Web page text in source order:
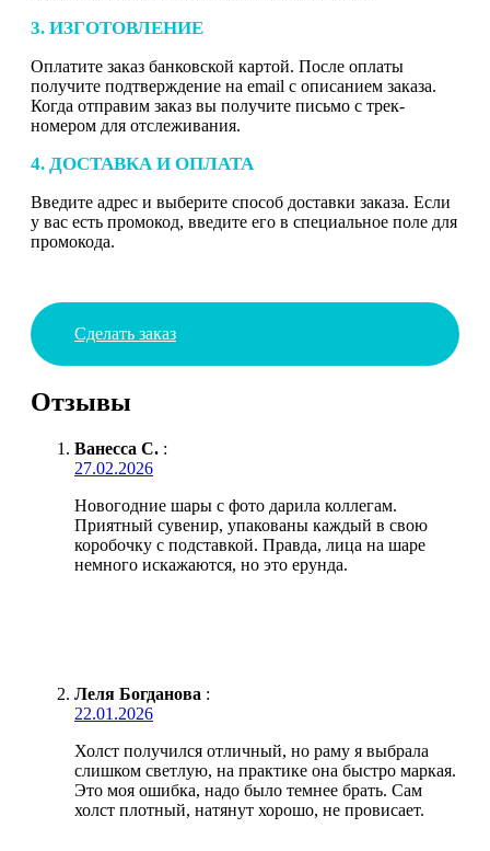
3. ИЗГОТОВЛЕНИЕ
Оплатите заказ банковской картой. После оплаты
получите подтверждение на email с описанием заказа.
Когда отправим заказ вы получите письмо с трек-
номером для отслеживания.
4. ДОСТАВКА И ОПЛАТА
Введите адрес и выберите способ доставки заказа. Если
у вас есть промокод, введите его в специальное поле для
промокода.
Сделать заказ
Отзывы
Ванесса С. :
27.02.2026
Новогодние шары с фото дарила коллегам.
Приятный сувенир, упакованы каждый в свою
коробочку с подставкой. Правда, лица на шаре
немного искажаются, но это ерунда.
Леля Богданова :
22.01.2026
Холст получился отличный, но раму я выбрала
слишком светлую, на практике она быстро маркая.
Это моя ошибка, надо было темнее брать. Сам
холст плотный, натянут хорошо, не провисает.